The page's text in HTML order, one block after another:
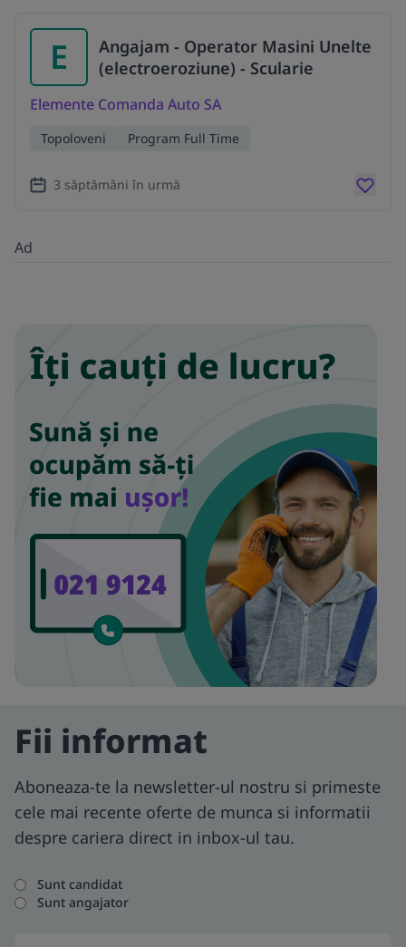
E
Angajam - Operator Masini Unelte
(electroeroziune) - Scularie
Elemente Comanda Auto SA
Topoloveni Program Full Time
3 săptămâni în urmă
Ad
Fii informat
Aboneaza-te la newsletter-ul nostru si primeste
cele mai recente oferte de munca si informatii
despre cariera direct in inbox-ul tau.
Sunt candidat
Sunt angajator